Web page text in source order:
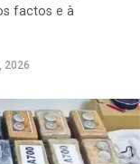
factos e à
2026